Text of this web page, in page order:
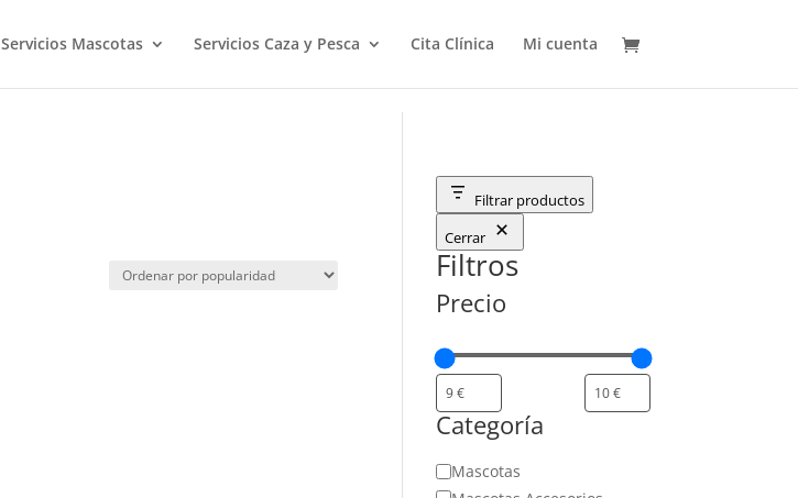
Servicios Mascotas Servicios Caza y Pesca Cita Clínica Mi cuenta
Filtrar productos
Cerrar
Filtros
Precio
Categoría
Categoría
Mascotas